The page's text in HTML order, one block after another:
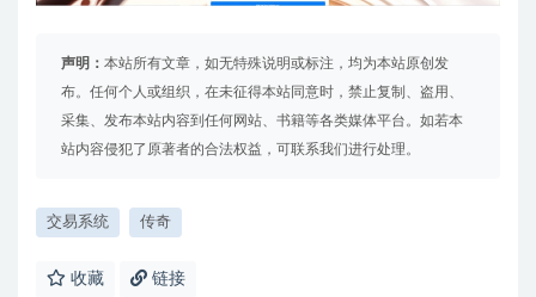
声明： 本站所有文章，如无特殊说明或标注，均为本站原创发
布。任何个人或组织，在未征得本站同意时，禁止复制、盗用、
采集、发布本站内容到任何网站、书籍等各类媒体平台。如若本
站内容侵犯了原著者的合法权益，可联系我们进行处理。
交易系统 传奇
收藏 链接